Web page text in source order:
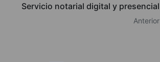
Servicio notarial digital y presencial
Anterior